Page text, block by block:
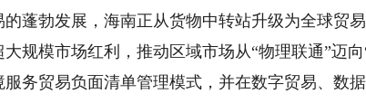
的蓬勃发展，海南正从货物中转站升级为全球贸
大规模市场红利，推动区域市场从“物理联通”迈
服务贸易负面清单管理模式，并在数字贸易、数